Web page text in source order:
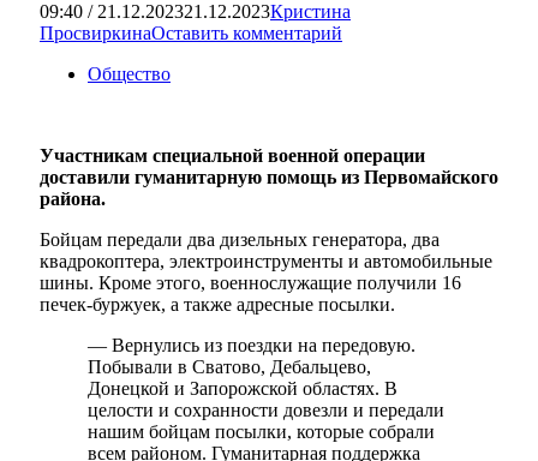
09:40 / 21.12.202321.12.2023Кристина
ПросвиркинаОставить комментарий
Общество
Участникам специальной военной операции
доставили гуманитарную помощь из Первомайского
района.
Бойцам передали два дизельных генератора, два
квадрокоптера, электроинструменты и автомобильные
шины. Кроме этого, военнослужащие получили 16
печек-буржуек, а также адресные посылки.
— Вернулись из поездки на передовую.
Побывали в Сватово, Дебальцево,
Донецкой и Запорожской областях. В
целости и сохранности довезли и передали
нашим бойцам посылки, которые собрали
всем районом. Гуманитарная поддержка